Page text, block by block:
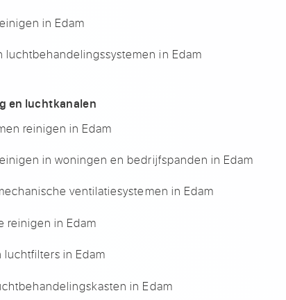
in Edam
luchtbehandelingssystemen in Edam
en luchtkanalen
reinigen in Edam
in woningen en bedrijfspanden in Edam
ventilatiesystemen in Edam
reinigen in Edam
luchtfilters in Edam
in Edam